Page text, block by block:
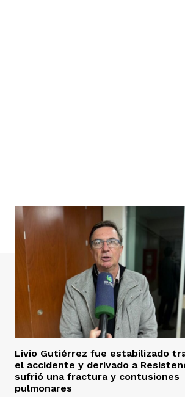
Livio Gutiérrez fue estabilizado
el accidente y derivado a
sufrió una fractura y contusiones
pulmonares